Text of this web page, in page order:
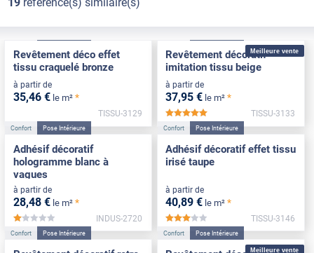
Revêtement déco effet
tissu craquelé bronze
à partir de
35,46 € le m² *
TISSU-3129
Meilleure vente
Revêtement décoratif
imitation tissu beige
à partir de
37,95 € le m² *
TISSU-3133
Confort Pose Intérieure
Adhésif décoratif
hologramme blanc à
vagues
à partir de
28,48 € le m² *
*****
INDUS-2720
Confort Pose Intérieure
Adhésif décoratif effet tissu
irisé taupe
à partir de
40,89 € le m² *
*****
TISSU-3146
Confort Pose Intérieure
Meilleure vente
Confort Pose Intérieure